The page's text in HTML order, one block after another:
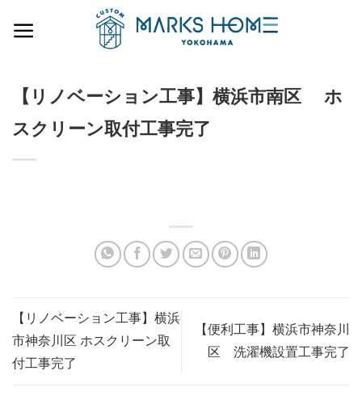
【リノベーション工事】横浜市南区 ホ
スクリーン取付工事完了
【リノベーション工事】横浜
市神奈川区 ホスクリーン取
付工事完了
【便利工事】横浜市神奈川
区 洗濯機設置工事完了